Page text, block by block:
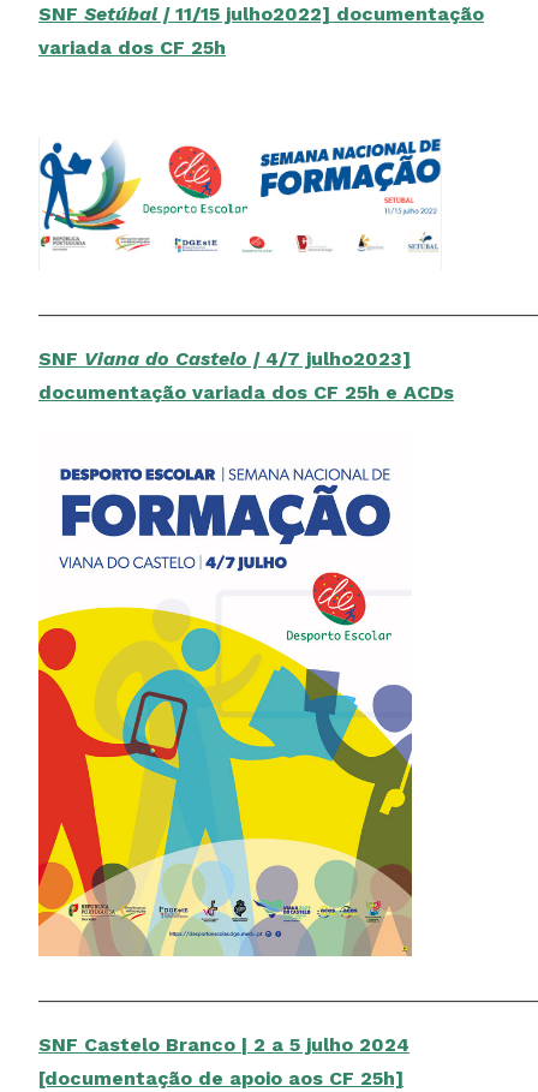
SNF Setúbal |11/15 julho2022] documentação
variada dos CF 25h
SNF Viana do Castelo |4/7 julho2023]
documentação variada dos CF 25h e ACDs
SNF Castelo Branco | 2 a 5 julho 2024
[documentação de apoio aos CF 25h]